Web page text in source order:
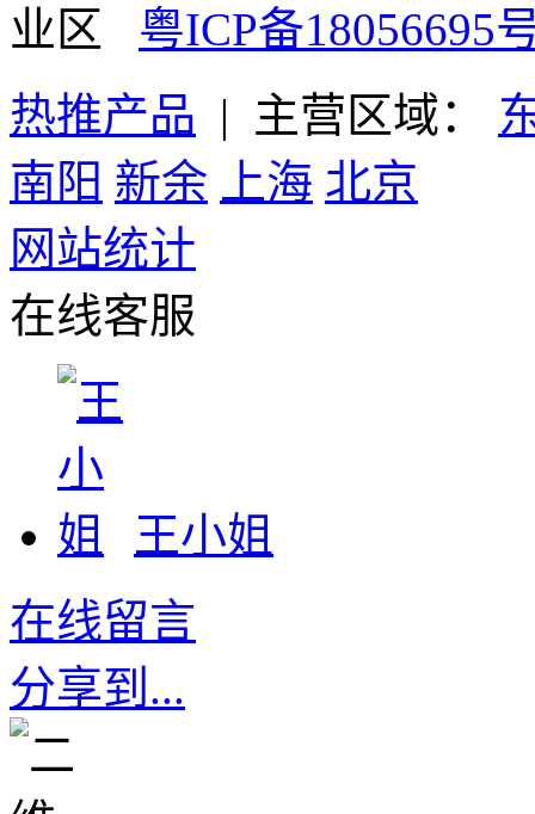
业区 粤ICP备18056695
热推产品 | 主营区域：
南阳 新余 上海 北京
网站统计
在线客服
王小姐
在线留言
分享到...